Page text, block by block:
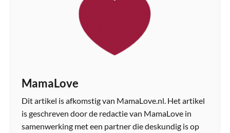
MamaLove
Dit artikel is afkomstig van MamaLove.nl. Het artikel
is geschreven door de redactie van MamaLove in
samenwerking met een partner die deskundig is op